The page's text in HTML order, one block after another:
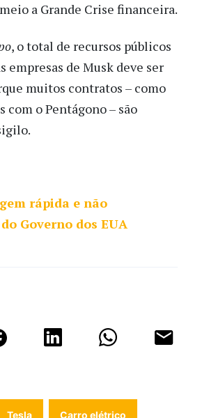
a Grande Crise financeira.
, o total de recursos públicos
empresas de Musk deve ser
muitos contratos – como
com o Pentágono – são
rápida e não
Governo dos EUA
Tesla Carro elétrico